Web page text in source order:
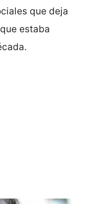
que deja
estaba